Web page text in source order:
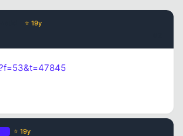
⭐ 19y
⭐ 19y